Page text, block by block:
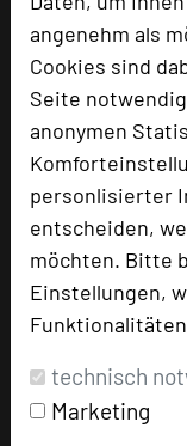
angenehm als
Cookies sind
Seite
anonymen
personlisierter
entscheiden,
möchten. Bitte
Einstellungen,
technisch
Marketing
Konferenz
Klausur
Event
Kreativformate
Ansprechpartner
Kontakt
Alle Informationen
Bewerbung zur
Top 250 Germany